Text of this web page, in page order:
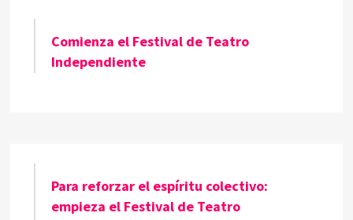
Comienza el Festival de Teatro
Independiente
Para reforzar el espíritu colectivo:
empieza el Festival de Teatro